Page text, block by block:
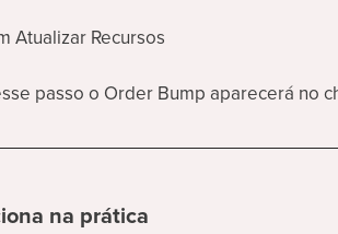
Atualizar Recursos
passo o Order Bump aparecerá no
na prática